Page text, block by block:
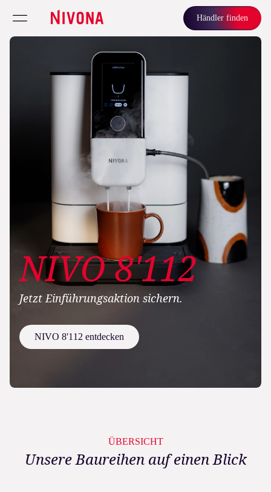
Händler finden
NIVO 8'112
Jetzt Einführungsaktion sichern.
NIVO 8'112 entdecken
ÜBERSICHT
Unsere Baureihen auf einen Blick